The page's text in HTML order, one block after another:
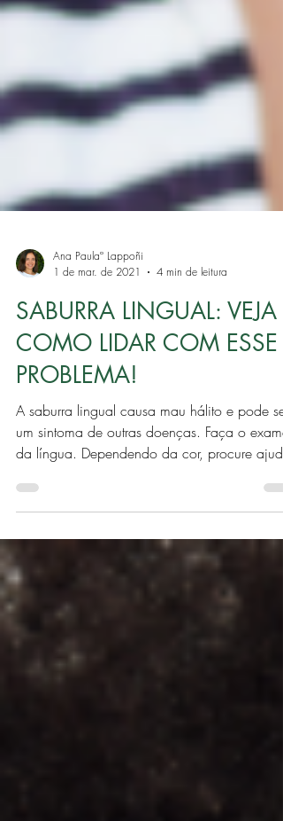
Ana Paulaº Lappoñi
1 de mar. de 2021
SABURRA LINGUAL: VEJA
COMO LIDAR COM ESSE
PROBLEMA!
A saburra lingual causa mau hálito e pode ser
um sintoma de outras doenças. Faça o exame
da língua. Dependendo da cor, procure